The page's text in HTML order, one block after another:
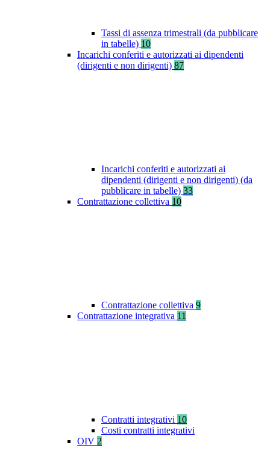
Tassi di assenza trimestrali (da pubblicare
in tabelle) 10
Incarichi conferiti e autorizzati ai dipendenti
(dirigenti e non dirigenti) 87
Incarichi conferiti e autorizzati ai
dipendenti (dirigenti e non dirigenti) (da
pubblicare in tabelle) 33
Contrattazione collettiva 10
Contrattazione collettiva 9
Contrattazione integrativa 11
Contratti integrativi 10
Costi contratti integrativi
OIV 2